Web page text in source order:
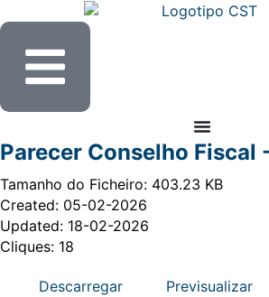
Parecer Conselho Fiscal
Tamanho do Ficheiro: 403.23 KB
Created: 05-02-2026
Updated: 18-02-2026
Cliques: 18
Descarregar
Previsualizar